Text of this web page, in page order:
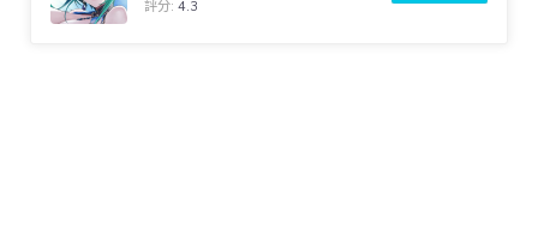
評分:4.3